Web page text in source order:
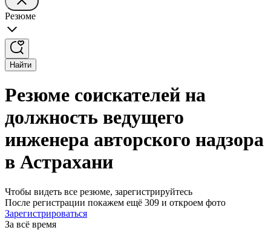
Резюме
Найти
Резюме соискателей на
должность ведущего
инженера авторского надзора
в Астрахани
Чтобы видеть все резюме, зарегистрируйтесь
После регистрации покажем ещё 309 и откроем фото
Зарегистрироваться
За всё время